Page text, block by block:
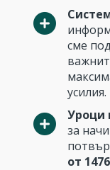
сме
усилия.
Уроци
за
от